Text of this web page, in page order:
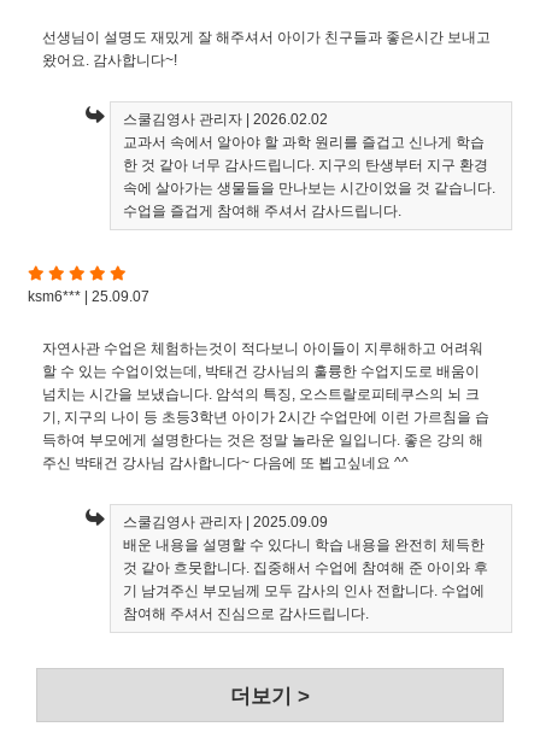
선생님이 설명도 재밌게 잘 해주셔서 아이가 친구들과 좋은시간 보내고
왔어요. 감사합니다~!
스쿨김영사 관리자| 2026.02.02
교과서 속에서 알아야 할 과학 원리를 즐겁고 신나게 학습
한 것 같아 너무 감사드립니다. 지구의 탄생부터 지구 환경
속에 살아가는 생물들을 만나보는 시간이었을 것 같습니다.
수업을 즐겁게 참여해 주셔서 감사드립니다.
ksm6*** | 25.09.07
자연사관 수업은 체험하는것이 적다보니 아이들이 지루해하고 어려워
할 수 있는 수업이었는데, 박태건 강사님의 훌륭한 수업지도로 배움이
넘치는 시간을 보냈습니다. 암석의 특징, 오스트랄로피테쿠스의 뇌 크
기, 지구의 나이 등 초등3학년 아이가 2시간 수업만에 이런 가르침을 습
득하여 부모에게 설명한다는 것은 정말 놀라운 일입니다. 좋은 강의 해
주신 박태건 강사님 감사합니다~ 다음에 또 뵙고싶네요 ^^
스쿨김영사 관리자| 2025.09.09
배운 내용을 설명할 수 있다니 학습 내용을 완전히 체득한
것 같아 흐뭇합니다. 집중해서 수업에 참여해 준 아이와 후
기 남겨주신 부모님께 모두 감사의 인사 전합니다. 수업에
참여해 주셔서 진심으로 감사드립니다.
더보기 >